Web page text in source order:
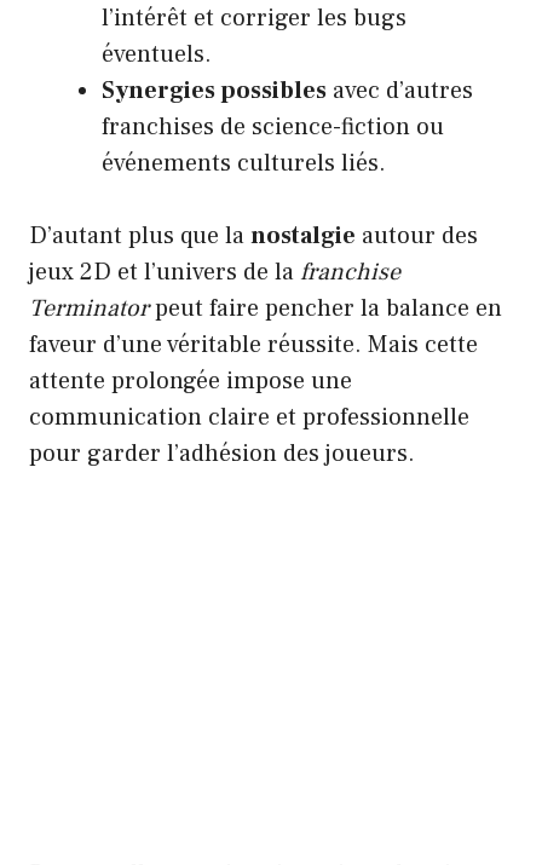
l’intérêt et corriger les bugs
éventuels.
Synergies possibles avec d’autres
franchises de science-fiction ou
événements culturels liés.
D’autant plus que lanostalgie autour des
jeux 2D et l’univers de lafranchise
Terminatorpeut faire pencher la balance en
faveur d’une véritable réussite. Mais cette
attente prolongée impose une
communication claire et professionnelle
pour garder l’adhésion des joueurs.